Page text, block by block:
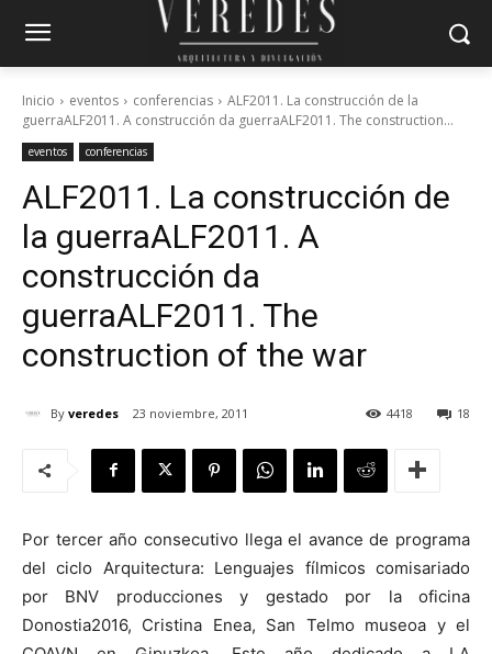
Inicio eventos conferencias
ALF2011. La construcción de la
guerraALF2011. A construcción da guerraALF2011. The construction...
eventos conferencias
ALF2011. La construcción de
la guerraALF2011. A
construcción da
guerraALF2011. The
construction of the war
By veredes 23 noviembre, 2011 18
4418
Por tercer año consecutivo llega el avance de programa
del ciclo Arquitectura: Lenguajes fílmicos comisariado
por BNV producciones y gestado por la oficina
Donostia2016, Cristina Enea, San Telmo museoa y el